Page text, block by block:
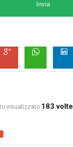
Invia
visualizzato 183 volte